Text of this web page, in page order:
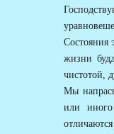
Состояния
жизни
чистотой,
Мы
или